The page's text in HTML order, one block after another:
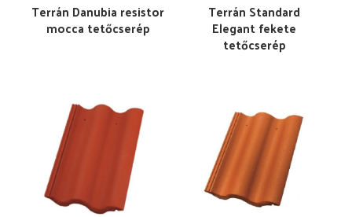
Terrán Danubia resistor
mocca tetőcserép
Terrán Standard
Elegant fekete
tetőcserép